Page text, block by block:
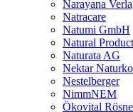
Narayana
Natracare
Natumi GmbH
Natural
Naturata AG
Nektar
Nestelberger
NimmNEM
Ökovital